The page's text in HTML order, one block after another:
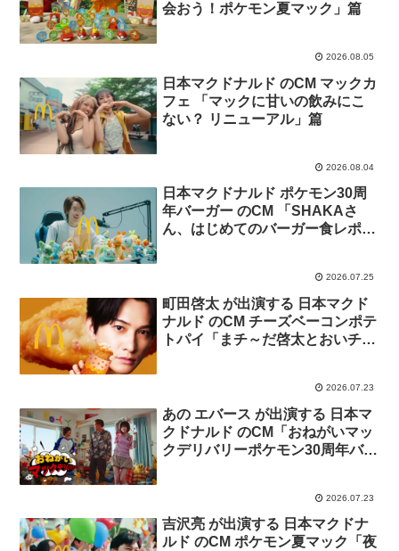
会おう！ポケモン夏マック」篇
2026.08.05
日本マクドナルド のCM マックカ
フェ 「マックに甘いの飲みにこ
ない？ リニューアル」篇
2026.08.04
日本マクドナルド ポケモン30周
年バーガー のCM 「SHAKAさ
ん、はじめてのバーガー食レポ」
2026.07.25
町田啓太 が出演する 日本マクド
ナルド のCM チーズベーコンポテ
トパイ「まチ～だ啓太とおいチ～
2026.07.23
あの エバース が出演する 日本マ
クドナルド のCM「おねがいマッ
クデリバリーポケモン30周年バー
2026.07.23
吉沢亮 が出演する 日本マクドナ
ルド のCM ポケモン夏マック「夜